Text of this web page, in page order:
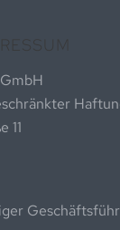
11